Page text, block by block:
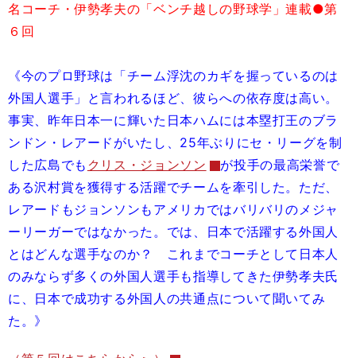
名コーチ・伊勢孝夫の「ベンチ越しの野球学」連載●第
６回
《今のプロ野球は「チーム浮沈のカギを握っているのは
外国人選手」と言われるほど、彼らへの依存度は高い。
事実、昨年日本一に輝いた日本ハムには本塁打王のブラ
ンドン・レアードがいたし、25年ぶりにセ・リーグを制
した広島でも クリス・ジョンソン
が投手の最高栄誉で
ある沢村賞を獲得する活躍でチームを牽引した。ただ、
レアードもジョンソンもアメリカではバリバリのメジャ
ーリーガーではなかった。では、日本で活躍する外国人
とはどんな選手なのか？ これまでコーチとして日本人
のみならず多くの外国人選手も指導してきた伊勢孝夫氏
に、日本で成功する外国人の共通点について聞いてみ
た。》